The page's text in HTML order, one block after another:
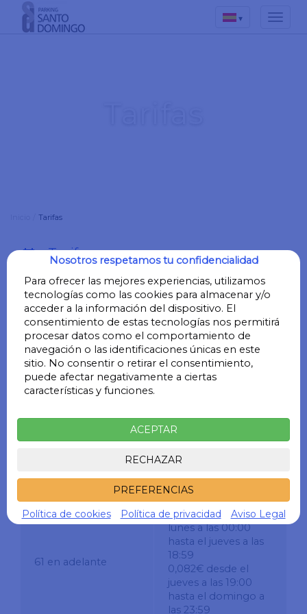
▾
Tarifas
date_range
Tarifa por
días
Días
Precio
1
33,00€
hourglass_empty
Tarifas por
minutos
0,041€
61 en adelante
0,067€ desde el
lunes a las 00:00
hasta el jueves a las
18:59
0,082€ desde el
jueves a las 19:00
hasta el domingo a
las 23:59
Nosotros respetamos tu confidencialidad
Para ofrecer las mejores experiencias, utilizamos
tecnologías como las cookies para almacenar y/o
acceder a la información del dispositivo. El
consentimiento de estas tecnologías nos permitirá
procesar datos como el comportamiento de
navegación o las identificaciones únicas en este
sitio. No consentir o retirar el consentimiento,
puede afectar negativamente a ciertas
características y funciones.
ACEPTAR
RECHAZAR
PREFERENCIAS
Política de cookies
Política de privacidad Aviso Legal